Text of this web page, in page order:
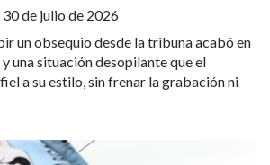
30 de julio de 2026
un obsequio desde la tribuna acabó en
una situación desopilante que el
a su estilo, sin frenar la grabación ni